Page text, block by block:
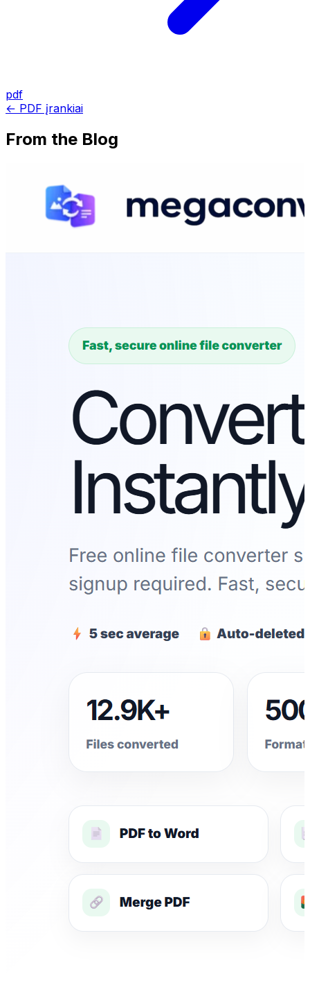
pdf
← PDF įrankiai
From the Blog